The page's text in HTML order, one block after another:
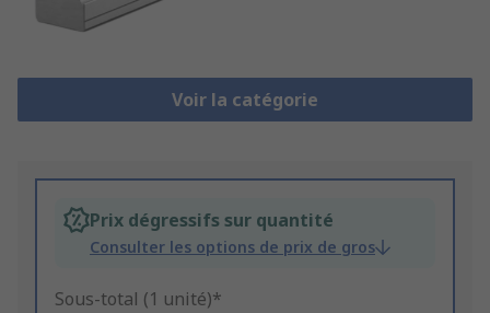
Voir la catégorie
Prix dégressifs sur quantité
Consulter les options de prix de gros
Sous-total (1 unité)*